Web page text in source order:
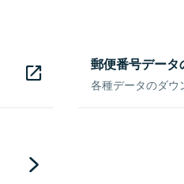
郵便番号データ
各種データのダウ